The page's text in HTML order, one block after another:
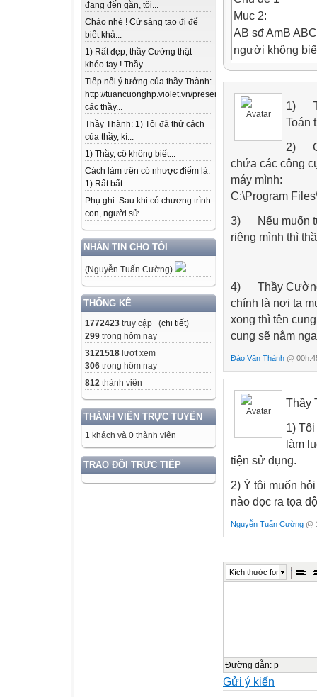
đang đến gần, tôi...
Chào nhé ! Cứ sáng tạo đi để
biết khả...
1) Rất đẹp, thầy Cường thật
khéo tay ! Thầy...
Tiếp nối ý tưởng của thầy Thành:
http://tuancuonghp.violet.vn/present/show/entry_id/
các thầy...
Thầy Thành: 1) Tôi đã thử cách
của thầy, kí...
1) Thầy, cô không biết...
Cách làm trên có nhược điểm là:
1) Rất bất...
Phụ ghi: Sau khi có chương trình
con, người sử...
NHẮN TIN CHO TÔI
(Nguyễn Tuấn Cường)
THỐNG KÊ
1772423 truy cập (chi tiết)
299 trong hôm nay
3121518 lượt xem
306 trong hôm nay
812 thành viên
THÀNH VIÊN TRỰC TUYẾN
1 khách và 0 thành viên
TRAO ĐỔI TRỰC TIẾP
Mục 2:
AB sđ AmB
người không
Data của bài
(ký hiệu cung),
vào công cụ
xuống rồi làm
BẠN HÃY THỬ
1)
Toán
2)
chứa các công
máy mình:
C:\Program
3)
Nếu muốn
riêng mình thì
4)
Thầy
chính là nơi ta
xong thì tên
cung sẽ nằm
Đào Văn Thành @
Thầy
1)
làm
tiện sử dụng.
2) Ý tôi muốn
nào đọc ra tọa
Nguyễn Tuấn Cường @
Kích thước font
Đường dẫn: p
Gửi ý kiến